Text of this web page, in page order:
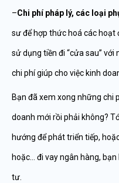
–Chi phí pháp lý, các loại
sư để hợp thức hoá các hoạt
sử dụng tiền đi “cửa sau”
chi phí giúp cho việc kinh
Bạn đã xem xong những chi
doanh mới rồi phải không?
hướng để phát triển tiếp,
hoặc… đi vay ngân hàng,
tư.